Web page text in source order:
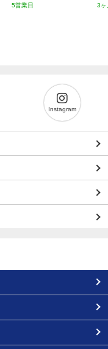
5営業日
3ヶ
Instagram